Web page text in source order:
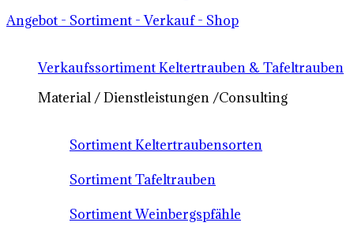
Angebot - Sortiment - Verkauf - Shop
Verkaufssortiment Keltertrauben & Tafeltrauben
Material / Dienstleistungen /Consulting
Sortiment Keltertraubensorten
Sortiment Tafeltrauben
Sortiment Weinbergspfähle